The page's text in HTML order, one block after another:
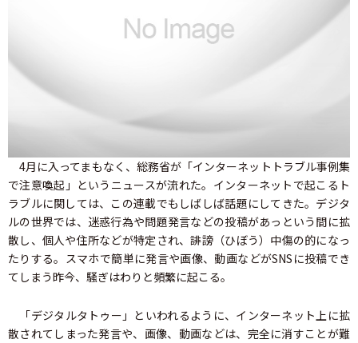
4月に入ってまもなく、総務省が「インターネットトラブル事例集
で注意喚起」というニュースが流れた。インターネットで起こるト
ラブルに関しては、この連載でもしばしば話題にしてきた。デジタ
ルの世界では、迷惑行為や問題発言などの投稿があっという間に拡
散し、個人や住所などが特定され、誹謗（ひぼう）中傷の的になっ
たりする。スマホで簡単に発言や画像、動画などがSNSに投稿でき
てしまう昨今、騒ぎはわりと頻繁に起こる。
「デジタルタトゥー」といわれるように、インターネット上に拡
散されてしまった発言や、画像、動画などは、完全に消すことが難